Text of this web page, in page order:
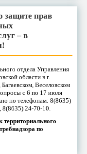
защите прав
– в
отдела Управления
области в г.
Веселовском
с 6 по 17 июля
по телефонам: 8(8635)
24-70-10.
территориального
по